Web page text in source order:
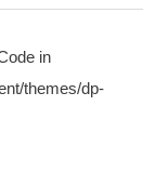
in
themes/dp-